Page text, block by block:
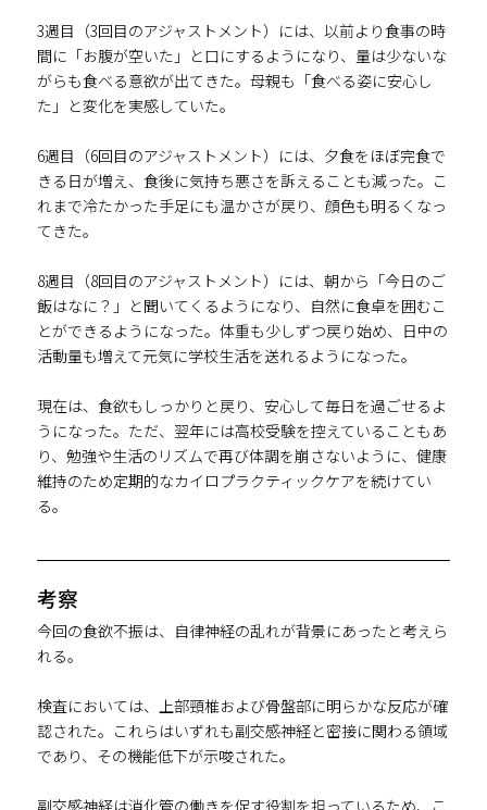
3週目（3回目のアジャストメント）には、以前より食事の時
間に「お腹が空いた」と口にするようになり、量は少ないな
がらも食べる意欲が出てきた。母親も「食べる姿に安心し
た」と変化を実感していた。
6週目（6回目のアジャストメント）には、夕食をほぼ完食で
きる日が増え、食後に気持ち悪さを訴えることも減った。こ
れまで冷たかった手足にも温かさが戻り、顔色も明るくなっ
てきた。
8週目（8回目のアジャストメント）には、朝から「今日のご
飯はなに？」と聞いてくるようになり、自然に食卓を囲むこ
とができるようになった。体重も少しずつ戻り始め、日中の
活動量も増えて元気に学校生活を送れるようになった。
現在は、食欲もしっかりと戻り、安心して毎日を過ごせるよ
うになった。ただ、翌年には高校受験を控えていることもあ
り、勉強や生活のリズムで再び体調を崩さないように、健康
維持のため定期的なカイロプラクティックケアを続けてい
る。
考察
今回の食欲不振は、自律神経の乱れが背景にあったと考えら
れる。
検査においては、上部頸椎および骨盤部に明らかな反応が確
認された。これらはいずれも副交感神経と密接に関わる領域
であり、その機能低下が示唆された。